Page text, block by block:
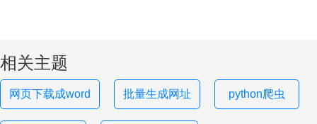
相关主题
网页下载成word 批量生成网址 python爬虫